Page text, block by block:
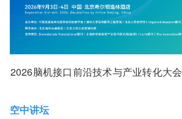
2026脑机接口前沿技术与产业转化大会
空中讲坛